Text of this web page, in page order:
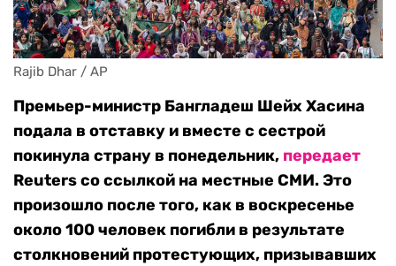
Rajib Dhar / AP
Премьер-министр Бангладеш Шейх Хасина
подала в отставку и вместе с сестрой
покинула страну в понедельник, передает
Reuters со ссылкой на местные СМИ. Это
произошло после того, как в воскресенье
около 100 человек погибли в результате
столкновений протестующих, призывавших